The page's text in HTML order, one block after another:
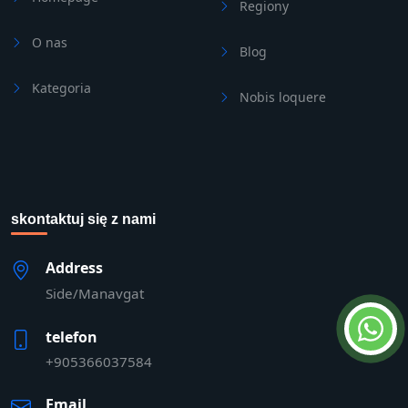
O nas
Kategoria
Regiony
Blog
Nobis loquere
skontaktuj się z nami
Address
Side/Manavgat
telefon
+905366037584